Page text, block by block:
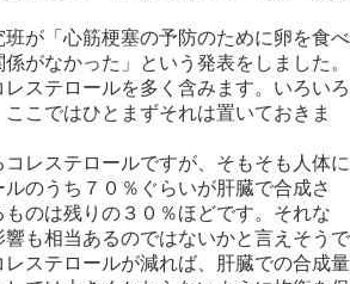
が「心筋梗塞の予防のために卵を食べ
がなかった」という発表をしました。
ステロールを多く含みます。いろいろ
こではひとまずそれは置いておきま
レステロールですが、そもそも人体に
のうち７０％ぐらいが肝臓で合成さ
のは残りの３０％ほどです。それな
も相当あるのではないかと言えそうで
ステロールが減れば、肝臓での合成量